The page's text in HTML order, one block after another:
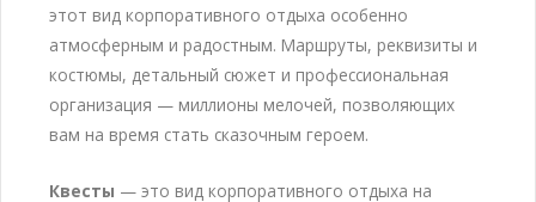
этот вид корпоративного отдыха особенно
атмосферным и радостным. Маршруты, реквизиты и
костюмы, детальный сюжет и профессиональная
организация — миллионы мелочей, позволяющих
вам на время стать сказочным героем.
Квесты — это вид корпоративного отдыха на